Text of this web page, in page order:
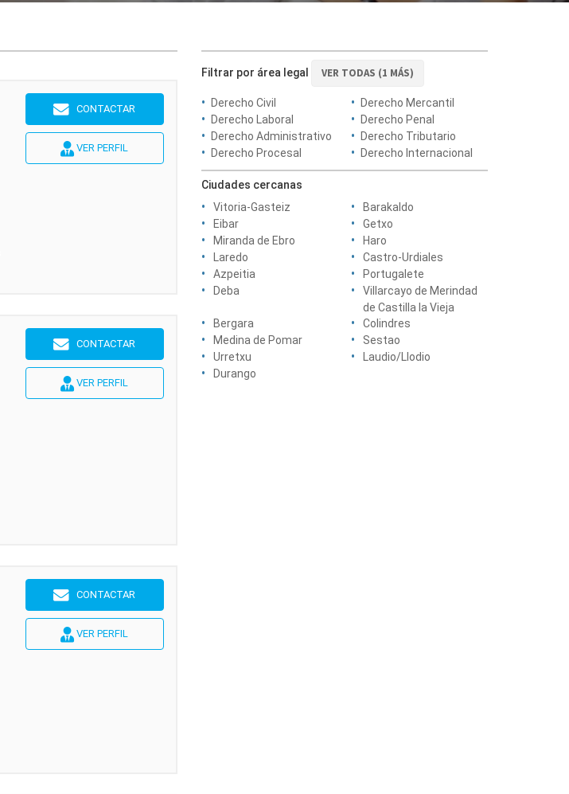
CONTACTAR
VER PERFIL
CONTACTAR
VER PERFIL
CONTACTAR
VER PERFIL
Filtrar por área legal VER TODAS (1 MÁS)
Derecho Civil
Derecho Mercantil
Derecho Laboral
Derecho Penal
Derecho Administrativo
Derecho Tributario
Derecho Procesal
Derecho Internacional
Ciudades cercanas
Vitoria-Gasteiz
Barakaldo
Eibar
Getxo
Miranda de Ebro
Haro
Laredo
Castro-Urdiales
Azpeitia
Portugalete
Deba
Villarcayo de Merindad
de Castilla la Vieja
Bergara
Colindres
Medina de Pomar
Sestao
Urretxu
Laudio/Llodio
Durango